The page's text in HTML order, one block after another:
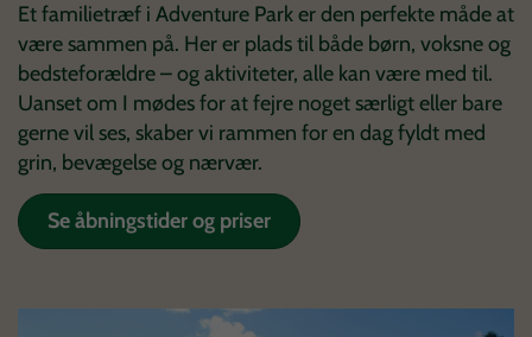
Et familietræf i Adventure Park er den perfekte måde at
være sammen på. Her er plads til både børn, voksne og
bedsteforældre – og aktiviteter, alle kan være med til.
Uanset om I mødes for at fejre noget særligt eller bare
gerne vil ses, skaber vi rammen for en dag fyldt med
grin, bevægelse og nærvær.
Se åbningstider og priser